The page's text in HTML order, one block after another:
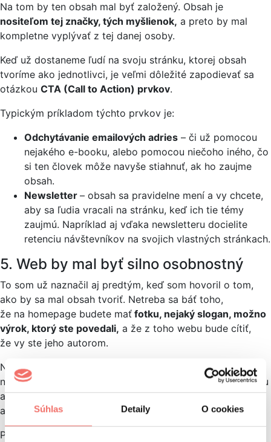
Súhlas Detaily O cookies
Na tom by ten obsah mal byť založený. Obsah je
nositeľom tej značky, tých myšlienok, a preto by mal
kompletne vyplývať z tej danej osoby.
Keď už dostaneme ľudí na svoju stránku, ktorej obsah
tvoríme ako jednotlivci, je veľmi dôležité zapodievať sa
otázkou CTA (Call to Action) prvkov.
Typickým príkladom týchto prvkov je:
Odchytávanie emailových adries – či už pomocou
nejakého e-booku, alebo pomocou niečoho iného, čo
si ten človek môže navyše stiahnuť, ak ho zaujme
obsah.
Newsletter – obsah sa pravidelne mení a vy chcete,
aby sa ľudia vracali na stránku, keď ich tie témy
zaujmú. Napríklad aj vďaka newsletteru docielite
retenciu návštevníkov na svojich vlastných stránkach.
5. Web by mal byť silno osobnostný
To som už naznačil aj predtým, keď som hovoril o tom,
ako by sa mal obsah tvoriť. Netreba sa báť toho,
že na homepage budete mať fotku, nejaký slogan, možno
výrok, ktorý ste povedali, a že z toho webu bude cítiť,
že vy ste jeho autorom.
Nie je to na škodu, veď toto je zmyslom celého – aby
návštevník videl, že vy ste tá osobnosť, ktorá tvorí značku
a službu, ktorú ponúkate. Toto všetko by malo byť cítiť
aj z webu.
Po obsahovej stránke by tam mali byť prejavené vaše